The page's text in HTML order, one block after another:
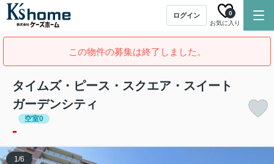
ログイン
お気に入り
0
この物件の募集は終了しました。
タイムズ・ピース・スクエア・スイート
ガーデンシティ
空室0
-
1/6